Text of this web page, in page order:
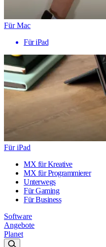
Für Mac
Für iPad
Für iPad
MX für Kreative
MX für Programmierer
Unterwegs
Für Gaming
Für Business
Software
Angebote
Planet